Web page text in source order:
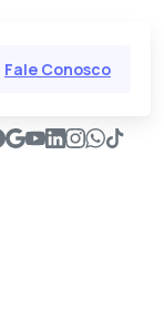
Fale Conosco